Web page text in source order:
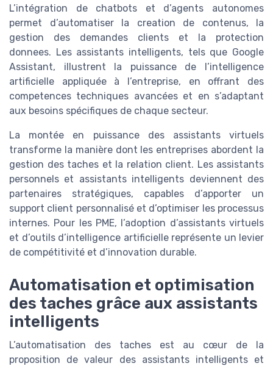
L’intégration de chatbots et d’agents autonomes
permet d’automatiser la creation de contenus, la
gestion des demandes clients et la protection
donnees. Les assistants intelligents, tels que Google
Assistant, illustrent la puissance de l’intelligence
artificielle appliquée à l’entreprise, en offrant des
competences techniques avancées et en s’adaptant
aux besoins spécifiques de chaque secteur.
La montée en puissance des assistants virtuels
transforme la manière dont les entreprises abordent la
gestion des taches et la relation client. Les assistants
personnels et assistants intelligents deviennent des
partenaires stratégiques, capables d’apporter un
support client personnalisé et d’optimiser les processus
internes. Pour les PME, l’adoption d’assistants virtuels
et d’outils d’intelligence artificielle représente un levier
de compétitivité et d’innovation durable.
Automatisation et optimisation
des taches grâce aux assistants
intelligents
L’automatisation des taches est au cœur de la
proposition de valeur des assistants intelligents et